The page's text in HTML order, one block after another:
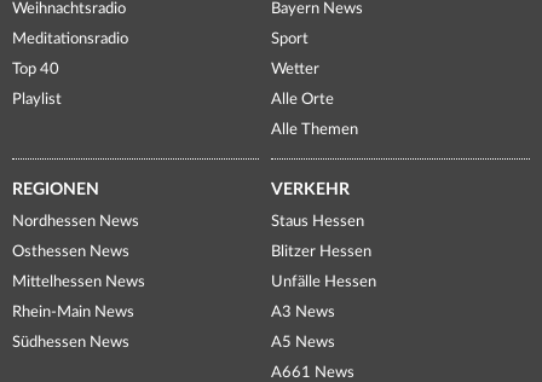
Weihnachtsradio
Meditationsradio
Top 40
Playlist
Bayern News
Sport
Wetter
Alle Orte
Alle Themen
REGIONEN
Nordhessen News
Osthessen News
Mittelhessen News
Rhein-Main News
Südhessen News
VERKEHR
Staus Hessen
Blitzer Hessen
Unfälle Hessen
A3 News
A5 News
A661 News